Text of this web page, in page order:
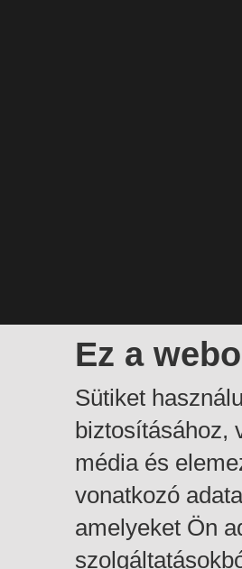
Ez a
Sütiket
biztosításához,
média és
vonatkozó
amelyeket Ön